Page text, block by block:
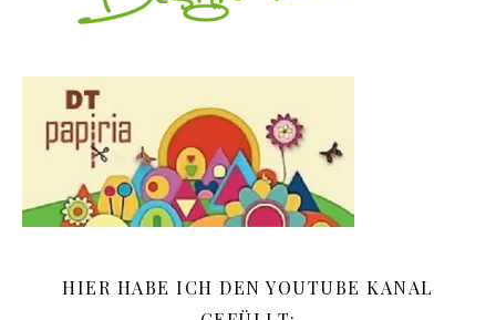
HIER HABE ICH DEN YOUTUBE KANAL